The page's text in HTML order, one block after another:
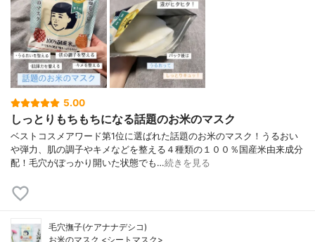
5.00
しっとりもちもちになる話題のお米のマスク
ベストコスメアワード第1位に選ばれた話題のお米のマスク！うるおい
や弾力、肌の調子やキメなどを整える４種類の１００％国産米由来成分
配！毛穴がぽっかり開いた状態でも…続きを見る
毛穴撫子(ケアナナデシコ)
お米のマスク <シートマスク>